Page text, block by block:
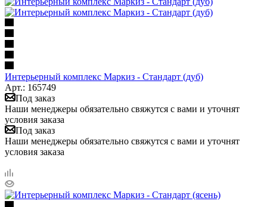
Интерьерный комплекс Маркиз - Стандарт (дуб)
Арт.: 165749
Под заказ
Наши менеджеры обязательно свяжутся с вами и уточнят
условия заказа
Под заказ
Наши менеджеры обязательно свяжутся с вами и уточнят
условия заказа